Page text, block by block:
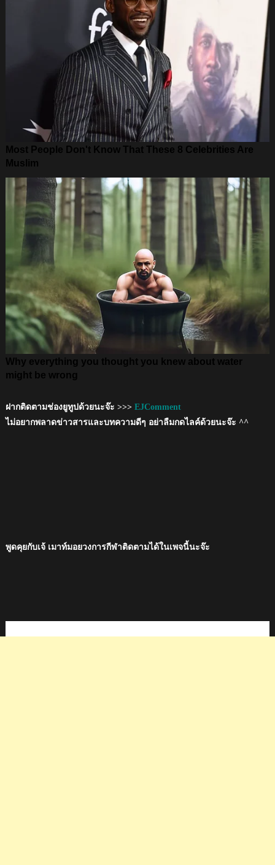
ฝากติดตามช่องยูทูปด้วยนะจ๊ะ >>> EJComment
ไม่อยากพลาดข่าวสารและบทความดีๆ อย่าลืมกดไลค์ด้วยนะจ๊ะ ^^
พูดคุยกับเจ้ เมาท์มอยวงการกีฬาติดตามได้ในเพจนี้นะจ๊ะ